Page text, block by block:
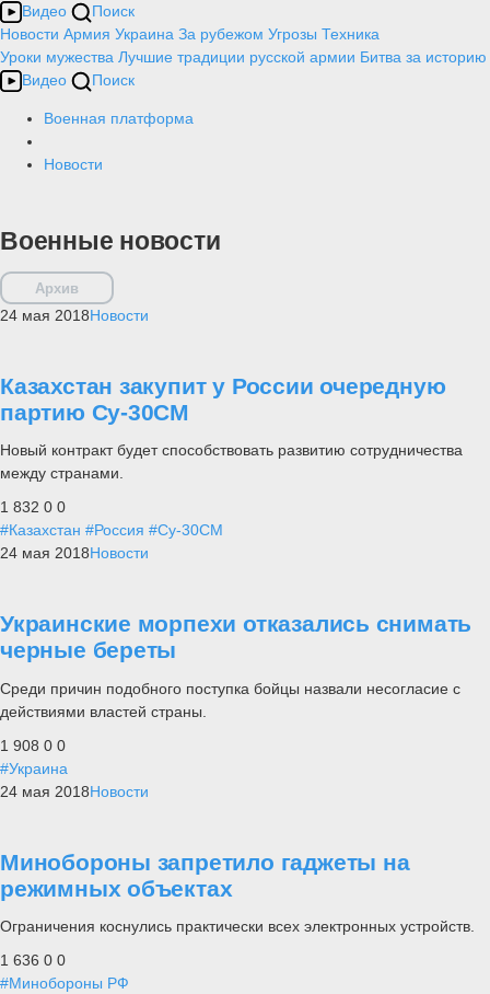
Видео
Поиск
Новости Армия Украина За рубежом Угрозы Техника
Уроки мужества Лучшие традиции русской армии Битва за историю
Видео
Поиск
Военная платформа
Новости
Военные новости
Архив
24 мая 2018Новости
Казахстан закупит у России очередную
партию Су-30СМ
Новый контракт будет способствовать развитию сотрудничества
между странами.
1 832 0 0
#Казахстан #Россия #Су-30СМ
24 мая 2018Новости
Украинские морпехи отказались снимать
черные береты
Среди причин подобного поступка бойцы назвали несогласие с
действиями властей страны.
1 908 0 0
#Украина
24 мая 2018Новости
Минобороны запретило гаджеты на
режимных объектах
Ограничения коснулись практически всех электронных устройств.
1 636 0 0
#Минобороны РФ